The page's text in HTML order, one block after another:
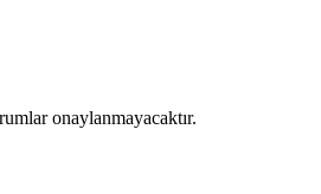
onaylanmayacaktır.